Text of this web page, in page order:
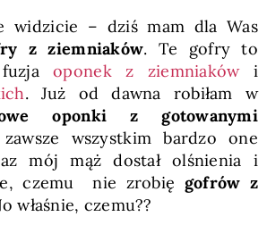
widzicie – dziś mam dla Was
z ziemniaków. Te gofry to
fuzjaoponek z ziemniakówi
. Już od dawna robiłam w
oponki z gotowanymi
wszystkim bardzo one
mój mąż dostał olśnienia i
czemu nie zrobię gofrów z
właśnie, czemu??